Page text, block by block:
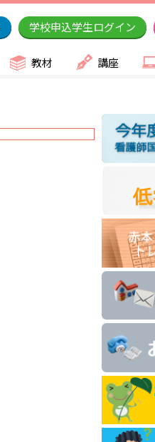
学校申込学生ログイン
教材 講座